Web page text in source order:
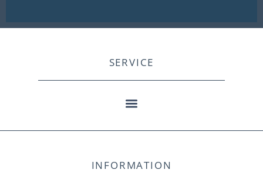
SERVICE
INFORMATION